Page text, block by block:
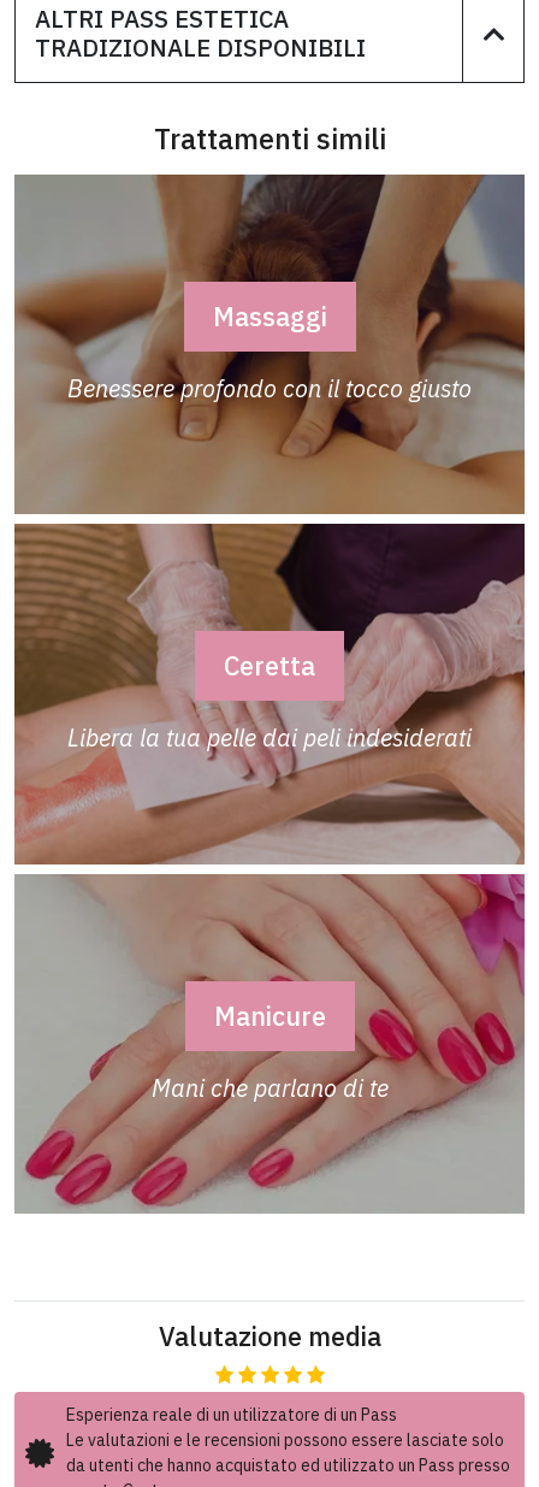
ALTRI PASS ESTETICA
TRADIZIONALE DISPONIBILI
Valutazione media
Esperienza reale di un utilizzatore di un Pass
Le valutazioni e le recensioni possono essere lasciate solo
da utenti che hanno acquistato ed utilizzato un Pass presso
Trattamenti simili
Massaggi
Benessere profondo con il tocco giusto
Ceretta
Libera la tua pelle dai peli indesiderati
Manicure
Mani che parlano di te